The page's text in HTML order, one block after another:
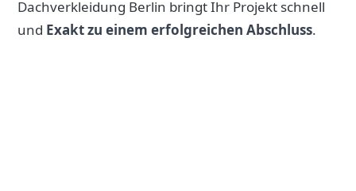
Dachverkleidung Berlin bringt Ihr Projekt schnell
und Exakt zu einem erfolgreichen Abschluss.